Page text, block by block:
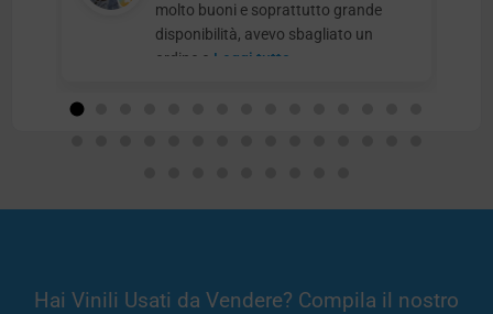
molto buoni e soprattutto grande
disponibilità, avevo sbagliato un
ordine e Leggi tutto
Hai Vinili Usati da Vendere? Compila il nostro